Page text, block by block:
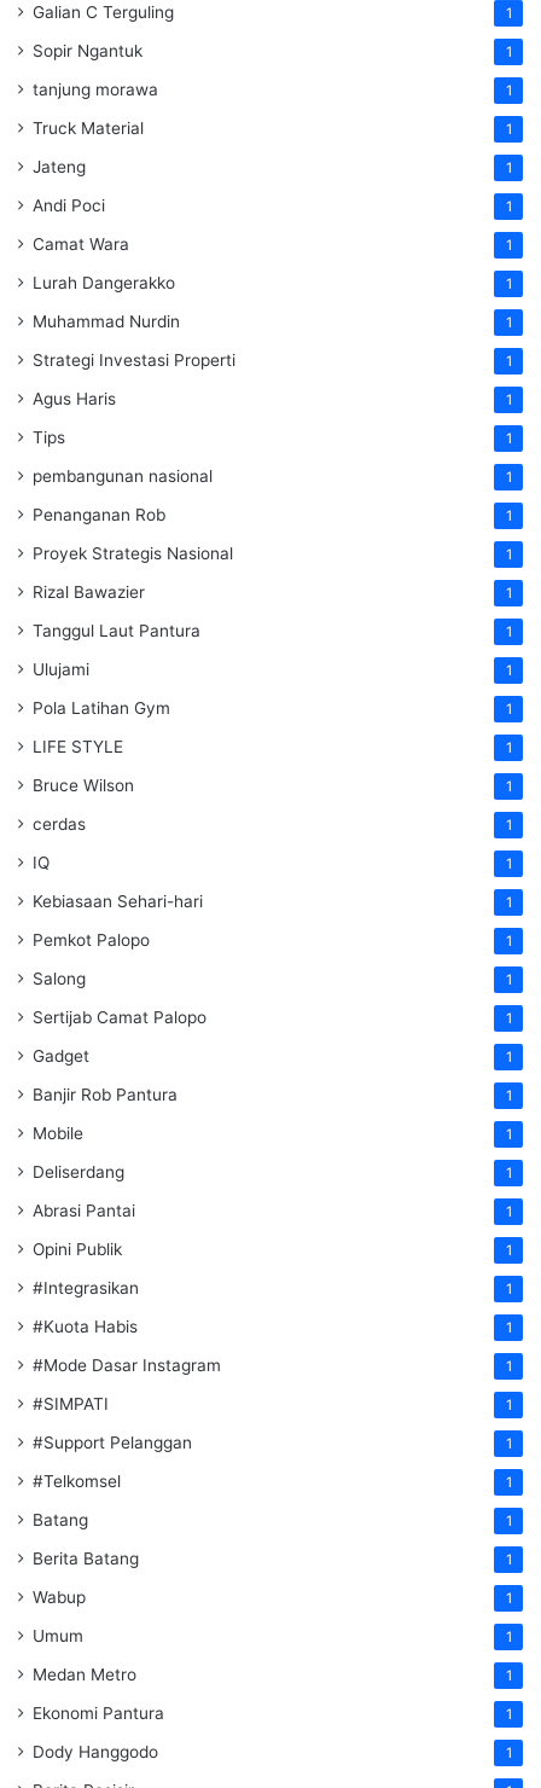
Galian C Terguling 1
Sopir Ngantuk 1
tanjung morawa 1
Truck Material 1
Jateng 1
Andi Poci 1
Camat Wara 1
Lurah Dangerakko 1
Muhammad Nurdin 1
Strategi Investasi Properti 1
Agus Haris 1
Tips 1
pembangunan nasional 1
Penanganan Rob 1
Proyek Strategis Nasional 1
Rizal Bawazier 1
Tanggul Laut Pantura 1
Ulujami 1
Pola Latihan Gym 1
LIFE STYLE 1
Bruce Wilson 1
cerdas 1
IQ 1
Kebiasaan Sehari-hari 1
Pemkot Palopo 1
Salong 1
Sertijab Camat Palopo 1
Gadget 1
Banjir Rob Pantura 1
Mobile 1
Deliserdang 1
Abrasi Pantai 1
Opini Publik 1
#Integrasikan 1
#Kuota Habis 1
#Mode Dasar Instagram 1
#SIMPATI 1
#Support Pelanggan 1
#Telkomsel 1
Batang 1
Berita Batang 1
Wabup 1
Umum 1
Medan Metro 1
Ekonomi Pantura 1
Dody Hanggodo 1